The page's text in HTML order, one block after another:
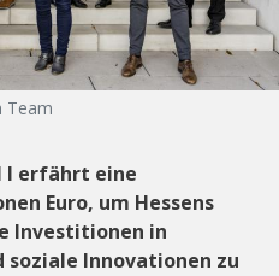
Team
I erfährt eine
Euro, um Hessens
Investitionen in
Innovationen zu